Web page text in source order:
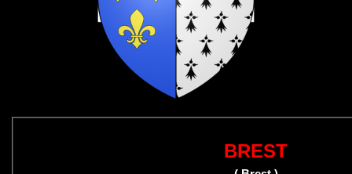
BREST